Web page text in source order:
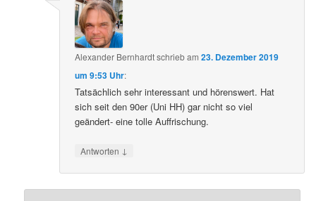
Alexander Bernhardtschriebam23. Dezember 2019
um 9:53 Uhr:
Tatsächlich sehr interessant und hörenswert. Hat
sich seit den 90er (Uni HH) gar nicht so viel
geändert- eine tolle Auffrischung.
Antworten ↓